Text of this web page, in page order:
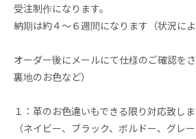
受注制作になります。
納期は約４～６週間になります（状況によ
オーダー後にメールにて仕様のご確認を
裏地のお色など）
１：革のお色違いもできる限り対応致しま
（ネイビー、ブラック、ボルドー、グレ